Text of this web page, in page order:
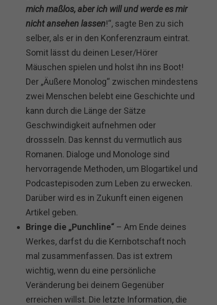
mich maßlos, aber ich will und werde es mir
nicht ansehen lassen!“, sagte Ben zu sich
selber, als er in den Konferenzraum eintrat.
Somit lässt du deinen Leser/Hörer
Mäuschen spielen und holst ihn ins Boot!
Der „Äußere Monolog“ zwischen mindestens
zwei Menschen belebt eine Geschichte und
kann durch die Länge der Sätze
Geschwindigkeit aufnehmen oder
drossseln. Das kennst du vermutlich aus
Romanen. Dialoge und Monologe sind
hervorragende Methoden, um Blogartikel und
Podcastepisoden zum Leben zu erwecken.
Darüber wird es in Zukunft einen eigenen
Artikel geben.
Bringe die „Punchline“ – Am Ende deines
Werkes, darfst du die Kernbotschaft noch
mal zusammenfassen. Das ist extrem
wichtig, wenn du eine persönliche
Veränderung bei deinem Gegenüber
erreichen willst. Die letzte Information, die